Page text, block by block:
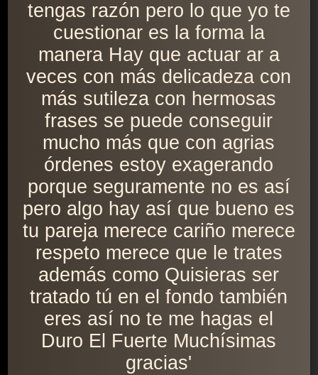
tengas razón pero lo que yo te
cuestionar es la forma la
manera Hay que actuar ar a
veces con más delicadeza con
más sutileza con hermosas
frases se puede conseguir
mucho más que con agrias
órdenes estoy exagerando
porque seguramente no es así
pero algo hay así que bueno es
tu pareja merece cariño merece
respeto merece que le trates
además como Quisieras ser
tratado tú en el fondo también
eres así no te me hagas el
Duro El Fuerte Muchísimas
gracias'